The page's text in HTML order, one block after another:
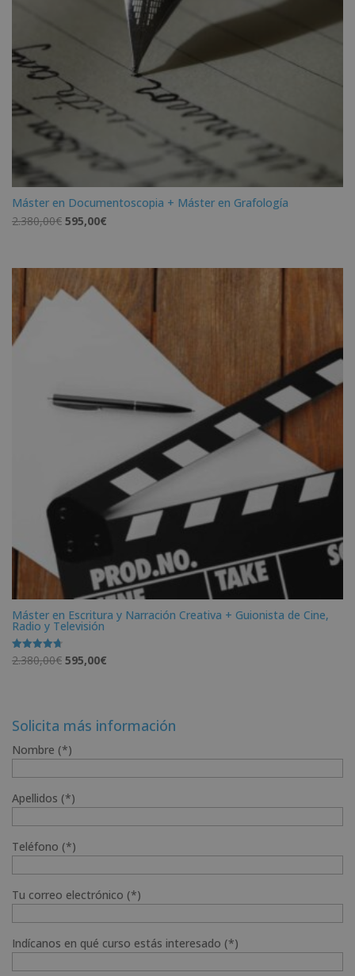
Máster en Documentoscopia + Máster en Grafología
2.380,00€ El
era:
2.380,00€.
595,00€
595,00€.
Máster en Escritura y Narración Creativa + Guionista de Cine,
Radio y Televisión
Valorado
con
2.380,00€ El
2.380,00€.
595,00€
595,00€.
Solicita más información
Nombre (*)
Apellidos (*)
Teléfono (*)
Tu correo electrónico (*)
Indícanos en qué curso estás interesado (*)